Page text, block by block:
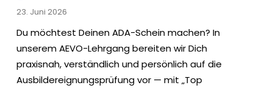
23. Juni 2026
Du möchtest Deinen ADA-Schein machen? In
unserem AEVO-Lehrgang bereiten wir Dich
praxisnah, verständlich und persönlich auf die
Ausbildereignungsprüfung vor — mit „Top